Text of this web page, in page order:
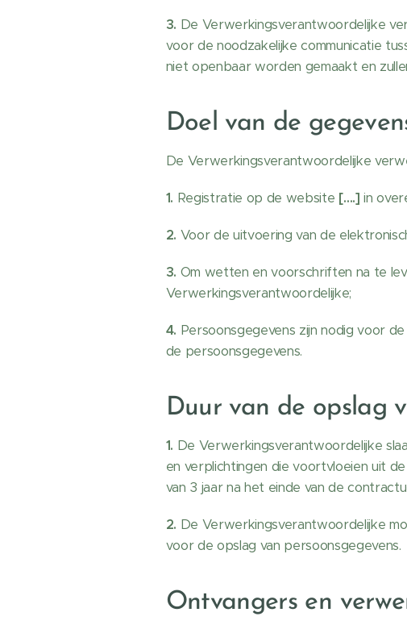
3. De Verwerkingsverantwoordelijke
voor de noodzakelijke communicatie
niet openbaar worden gemaakt en
Doel van de
De Verwerkingsverantwoordelijke
1. Registratie op de website [….] in
2. Voor de uitvoering van de
3. Om wetten en voorschriften na te
Verwerkingsverantwoordelijke;
4. Persoonsgegevens zijn nodig voor
de persoonsgegevens.
Duur van de opslag
1. De Verwerkingsverantwoordelijke
en verplichtingen die voortvloeien uit
van 3 jaar na het einde van de
2. De Verwerkingsverantwoordelijke
voor de opslag van persoonsgegevens.
Ontvangers en